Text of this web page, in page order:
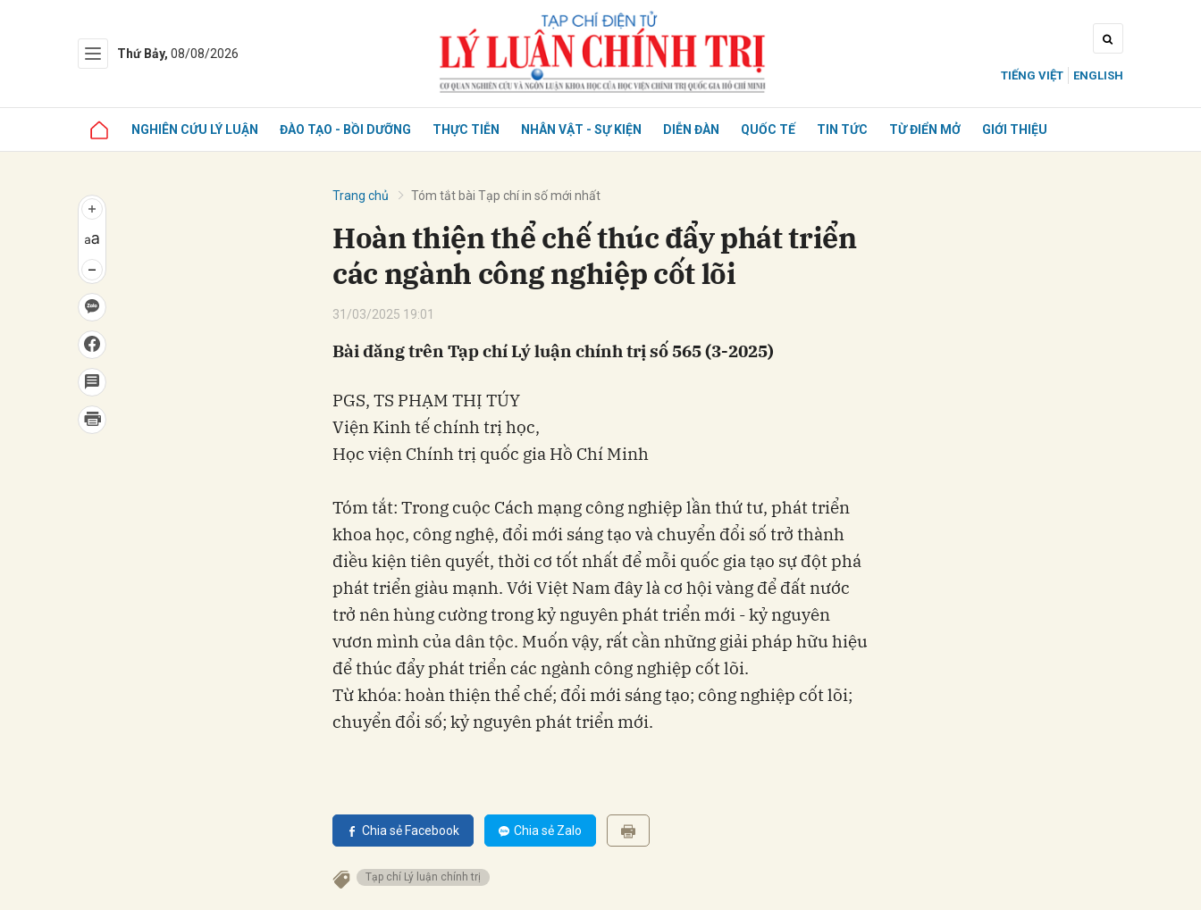
Thứ Bảy, 08/08/2026
TIẾNG VIỆT ENGLISH
NGHIÊN CỨU LÝ LUẬN ĐÀO TẠO - BỒI DƯỠNG THỰC TIỄN NHÂN VẬT - SỰ KIỆN DIỄN ĐÀN QUỐC TẾ TIN TỨC TỪ ĐIỂN MỞ GIỚI THIỆU
Trang chủ Tóm tắt bài Tạp chí in số mới nhất
Hoàn thiện thể chế thúc đẩy phát triển
các ngành công nghiệp cốt lõi
31/03/2025 19:01
Bài đăng trên Tạp chí Lý luận chính trị số 565 (3-2025)
PGS, TS PHẠM THỊ TÚY
Viện Kinh tế chính trị học,
Học viện Chính trị quốc gia Hồ Chí Minh
Tóm tắt: Trong cuộc Cách mạng công nghiệp lần thứ tư, phát triển
khoa học, công nghệ, đổi mới sáng tạo và chuyển đổi số trở thành
điều kiện tiên quyết, thời cơ tốt nhất để mỗi quốc gia tạo sự đột phá
phát triển giàu mạnh. Với Việt Nam đây là cơ hội vàng để đất nước
trở nên hùng cường trong kỷ nguyên phát triển mới - kỷ nguyên
vươn mình của dân tộc. Muốn vậy, rất cần những giải pháp hữu hiệu
để thúc đẩy phát triển các ngành công nghiệp cốt lõi.
Từ khóa: hoàn thiện thể chế; đổi mới sáng tạo; công nghiệp cốt lõi;
chuyển đổi số; kỷ nguyên phát triển mới.
Chia sẻ Facebook Chia sẻ Zalo
Tạp chí Lý luận chính trị